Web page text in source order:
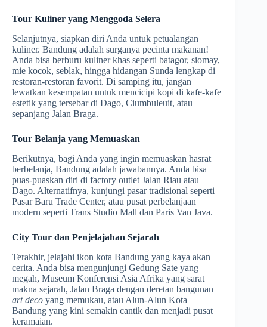
Tour Kuliner yang Menggoda Selera
Selanjutnya, siapkan diri Anda untuk petualangan
kuliner. Bandung adalah surganya pecinta makanan!
Anda bisa berburu kuliner khas seperti batagor, siomay,
mie kocok, seblak, hingga hidangan Sunda lengkap di
restoran-restoran favorit. Di samping itu, jangan
lewatkan kesempatan untuk mencicipi kopi di kafe-kafe
estetik yang tersebar di Dago, Ciumbuleuit, atau
sepanjang Jalan Braga.
Tour Belanja yang Memuaskan
Berikutnya, bagi Anda yang ingin memuaskan hasrat
berbelanja, Bandung adalah jawabannya. Anda bisa
puas-puaskan diri di factory outlet Jalan Riau atau
Dago. Alternatifnya, kunjungi pasar tradisional seperti
Pasar Baru Trade Center, atau pusat perbelanjaan
modern seperti Trans Studio Mall dan Paris Van Java.
City Tour dan Penjelajahan Sejarah
Terakhir, jelajahi ikon kota Bandung yang kaya akan
cerita. Anda bisa mengunjungi Gedung Sate yang
megah, Museum Konferensi Asia Afrika yang sarat
makna sejarah, Jalan Braga dengan deretan bangunan
art deco yang memukau, atau Alun-Alun Kota
Bandung yang kini semakin cantik dan menjadi pusat
keramaian.